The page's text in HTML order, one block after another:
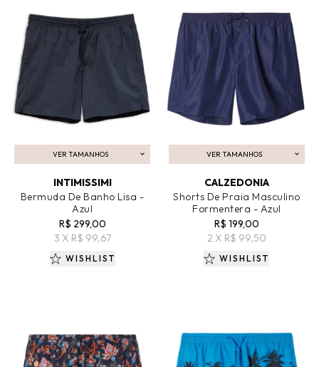
VER TAMANHOS
ADICIONAR AO CARRINHO
INTIMISSIMI
Bermuda De Banho Lisa -
Azul
R$ 299,00
3 X R$ 99,67
WISHLIST
VER TAMANHOS
ADICIONAR AO CARRINHO
CALZEDONIA
Shorts De Praia Masculino
Formentera - Azul
R$ 199,00
2 X R$ 99,50
WISHLIST